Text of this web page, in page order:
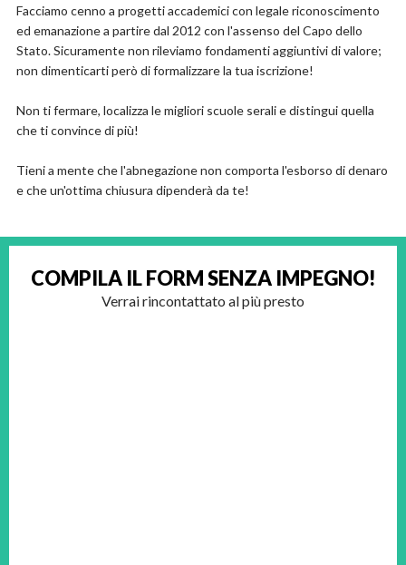
Facciamo cenno a progetti accademici con legale riconoscimento
ed emanazione a partire dal 2012 con l'assenso del Capo dello
Stato. Sicuramente non rileviamo fondamenti aggiuntivi di valore;
non dimenticarti però di formalizzare la tua iscrizione!
Non ti fermare, localizza le migliori scuole serali e distingui quella
che ti convince di più!
Tieni a mente che l'abnegazione non comporta l'esborso di denaro
e che un'ottima chiusura dipenderà da te!
COMPILA IL FORMSENZA IMPEGNO!
Verrai rincontattato al più presto